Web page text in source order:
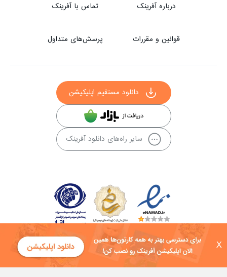
X
درباره آفرینک تماس با آفرینک
قوانین و مقررات پرسش‌های متداول
دانلود مستقیم اپلیکیشن
سایر راه‌های دانلود آفرینک
کلیه حقوق این سایت به شرکت توسعه فناوی هفت آسمان توکان تعلق دارد و